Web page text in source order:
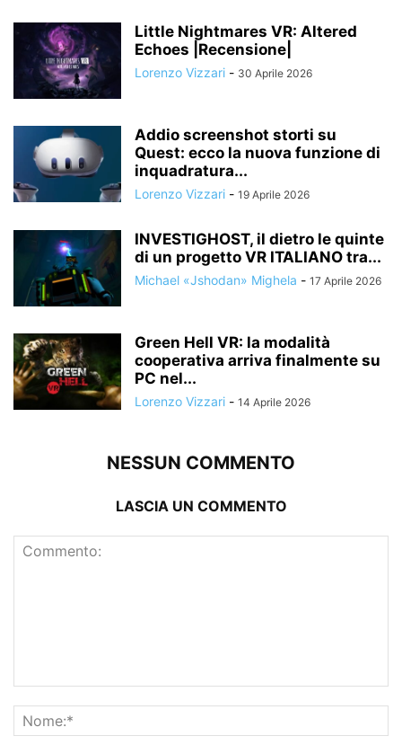
Little Nightmares VR: Altered
Echoes |Recensione|
Lorenzo Vizzari - 30 Aprile 2026
Addio screenshot storti su
Quest: ecco la nuova funzione di
inquadratura...
Lorenzo Vizzari - 19 Aprile 2026
INVESTIGHOST, il dietro le quinte
di un progetto VR ITALIANO tra...
Michael «Jshodan» Mighela - 17 Aprile 2026
Green Hell VR: la modalità
cooperativa arriva finalmente su
PC nel...
Lorenzo Vizzari - 14 Aprile 2026
NESSUN COMMENTO
LASCIA UN COMMENTO